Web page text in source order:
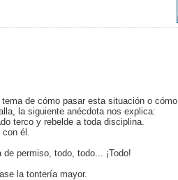
de cómo pasar esta situación o cómo
la siguiente anécdota nos explica:
terco y rebelde a toda disciplina.
con él.
permiso, todo, todo... ¡Todo!
la tontería mayor.